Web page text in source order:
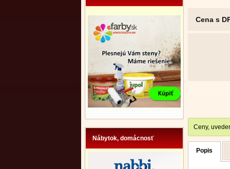
Nábytok, domácnosť
Cena s
Ceny,
Popis